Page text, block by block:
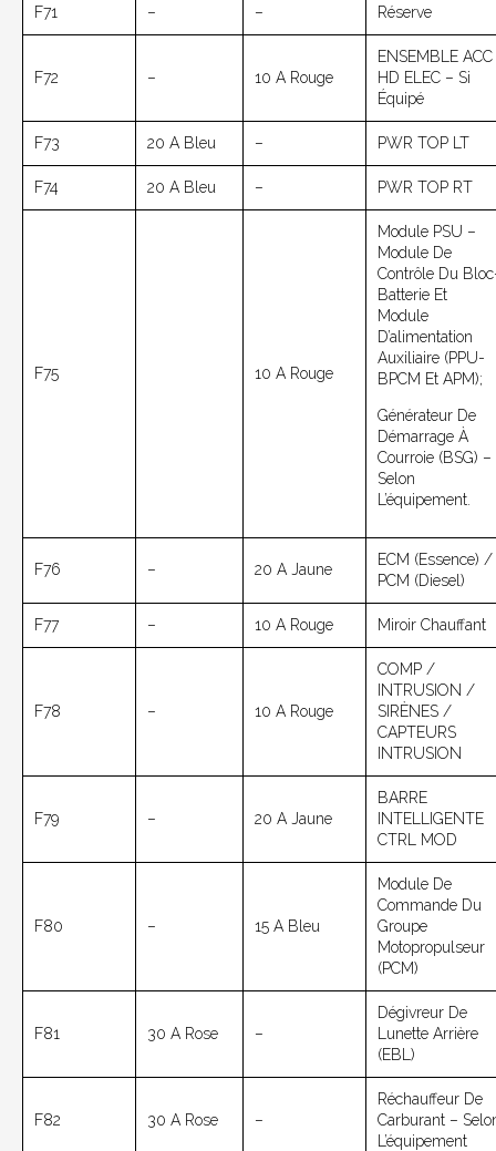
F71 – – Réserve
F72 – 10 A Rouge
ENSEMBLE ACC
HD ELEC – Si
Équipé
F73 20 A Bleu – PWR TOP LT
F74 20 A Bleu – PWR TOP RT
F75 10 A Rouge
Module PSU –
Module De
Contrôle Du
Batterie Et
Module
D’alimentation
Auxiliaire (PPU-
BPCM Et APM);
Générateur De
Démarrage À
Courroie (BSG) –
Selon
L’équipement.
F76 – 20 A Jaune
ECM (essence) /
PCM (diesel)
F77 – 10 A Rouge Miroir Chauffant
F78 – 10 A Rouge
COMP /
INTRUSION /
SIRÈNES /
CAPTEURS
INTRUSION
F79 – 20 A Jaune
BARRE
INTELLIGENTE
CTRL MOD
F80 – 15 A Bleu
Module De
Commande Du
Groupe
Motopropulseur
(PCM)
F81 30 A Rose –
Dégivreur De
Lunette Arrière
(EBL)
F82 30 A Rose –
Réchauffeur De
Carburant –
L’équipement